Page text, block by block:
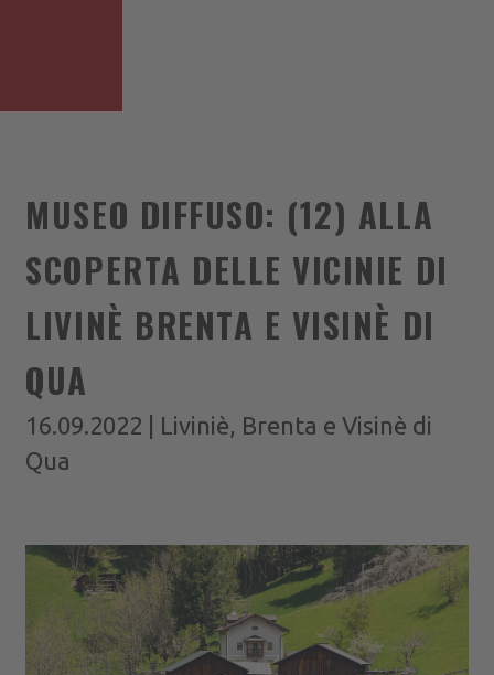
MUSEO DIFFUSO: (12) ALLA
SCOPERTA DELLE VICINIE DI
LIVINÈ BRENTA E VISINÈ DI
QUA
16.09.2022 | Liviniè, Brenta e Visinè di
Qua